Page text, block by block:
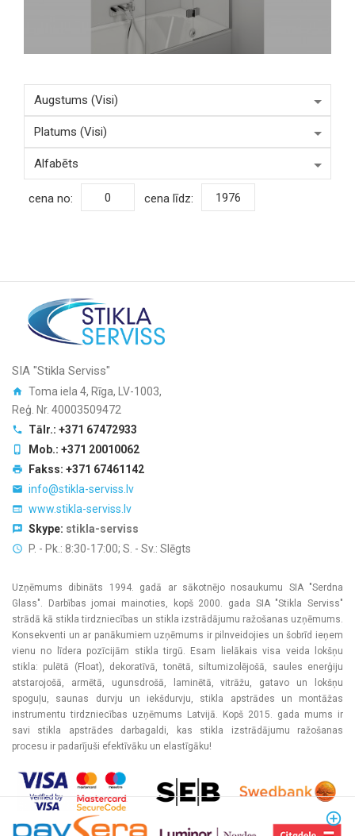
cena no: cena līdz:
SIA "Stikla Serviss"
Toma iela 4, Rīga, LV-1003,
Reģ. Nr. 40003509472
Tālr.: +371 67472933
Mob.: +371 20010062
Fakss: +371 67461142
info@stikla-serviss.lv
www.stikla-serviss.lv
Skype: stikla-serviss
P. - Pk.: 8:30-17:00; S. - Sv.: Slēgts
Uzņēmums dibināts 1994. gadā ar sākotnējo nosaukumu SIA "Serdna
Glass". Darbības jomai mainoties, kopš 2000. gada SIA "Stikla Serviss"
strādā kā stikla tirdzniecības un stikla izstrādājumu ražošanas uzņēmums.
Konsekventi un ar panākumiem uzņēmums ir pilnveidojies un šobrīd ieņem
vienu no līdera pozīcijām stikla tirgū. Esam lielākais visa veida lokšņu
stikla: pulētā (Float), dekoratīvā, tonētā, siltumizolējošā, saules enerģiju
atstarojošā, armētā, ugunsdrošā, laminētā, vitrāžu, gatavo un lokšņu
spoguļu, saunas durvju un iekšdurvju, stikla apstrādes un montāžas
instrumentu tirdzniecības uzņēmums Latvijā. Kopš 2015. gada mums ir
savi stikla apstrādes darbagaldi, kas stikla izstrādājumu ražošanas
procesu ir padarījuši efektīvāku un elastīgāku!